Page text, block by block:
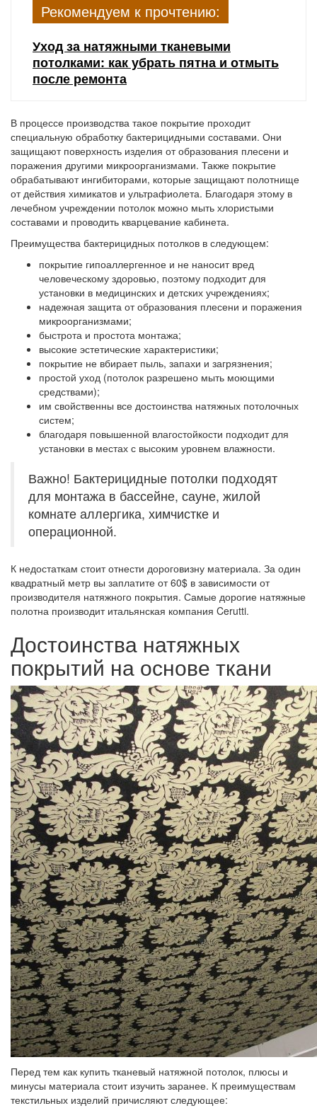
Рекомендуем к прочтению:
Уход за натяжными тканевыми
потолками: как убрать пятна и отмыть
после ремонта
В процессе производства такое покрытие проходит
специальную обработку бактерицидными составами. Они
защищают поверхность изделия от образования плесени и
поражения другими микроорганизмами. Также покрытие
обрабатывают ингибиторами, которые защищают полотнище
от действия химикатов и ультрафиолета. Благодаря этому в
лечебном учреждении потолок можно мыть хлористыми
составами и проводить кварцевание кабинета.
Преимущества бактерицидных потолков в следующем:
покрытие гипоаллергенное и не наносит вред
человеческому здоровью, поэтому подходит для
установки в медицинских и детских учреждениях;
надежная защита от образования плесени и поражения
микроорганизмами;
быстрота и простота монтажа;
высокие эстетические характеристики;
покрытие не вбирает пыль, запахи и загрязнения;
простой уход (потолок разрешено мыть моющими
средствами);
им свойственны все достоинства натяжных потолочных
систем;
благодаря повышенной влагостойкости подходит для
установки в местах с высоким уровнем влажности.
Важно! Бактерицидные потолки подходят
для монтажа в бассейне, сауне, жилой
комнате аллергика, химчистке и
операционной.
К недостаткам стоит отнести дороговизну материала. За один
квадратный метр вы заплатите от 60$ в зависимости от
производителя натяжного покрытия. Самые дорогие натяжные
полотна производит итальянская компания Cerutti.
Достоинства натяжных
покрытий на основе ткани
Перед тем как купить тканевый натяжной потолок, плюсы и
минусы материала стоит изучить заранее. К преимуществам
текстильных изделий причисляют следующее: